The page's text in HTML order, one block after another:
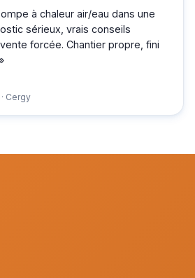
à chaleur air/eau dans une
sérieux, vrais conseils
forcée. Chantier propre, fini
Cergy